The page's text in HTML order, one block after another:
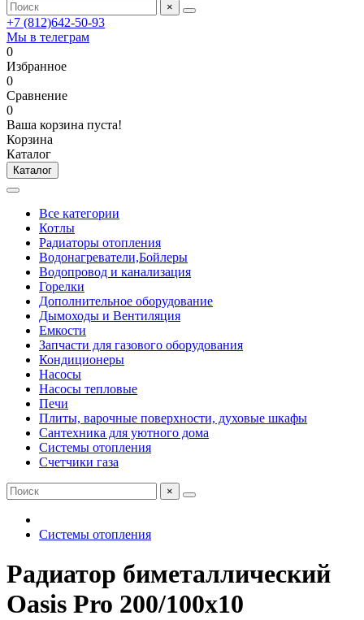
×
+7 (812)642-50-93
Мы в телеграм
0
Избранное
0
Сравнение
0
Ваша корзина пуста!
Корзина
Каталог
Каталог
Все категории
Котлы
Радиаторы отопления
Водонагреватели,Бойлеры
Водопровод и канализация
Горелки
Дополнительное оборудование
Дымоходы и Вентиляция
Емкости
Запчасти для газового оборудования
Кондиционеры
Насосы
Насосы тепловые
Печи
Плиты, варочные поверхности, духовые шкафы
Сантехника для уютного дома
Системы отопления
Счетчики газа
×
Системы отопления
Радиатор биметаллический
Oasis Pro 200/100х10